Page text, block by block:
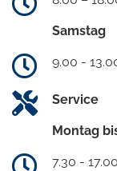
Samstag
9.00 -
Service
Montag
7.30 -